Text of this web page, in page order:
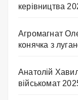
керівництва
Агромагнат
конячка з
Анатолій
військомат